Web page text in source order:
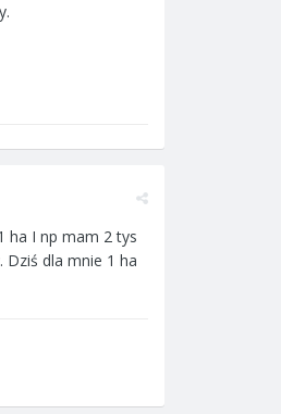
ha I np mam 2 tys
dla mnie 1 ha